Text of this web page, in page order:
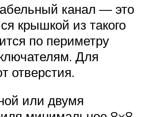
канал — это
крышкой из такого
по периметру
Для
отверстия.​
или двумя